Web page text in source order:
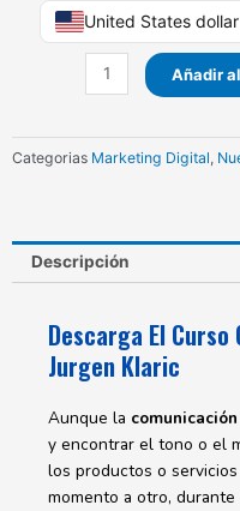
United States
Curso
Comunicacion
Marca
Klaric
cantidad
Añadir
Categorias Marketing Digital,
Descripción
Descarga El
Jurgen Klaric
Aunque la
y encontrar el tono o el
los productos o
momento a otro,